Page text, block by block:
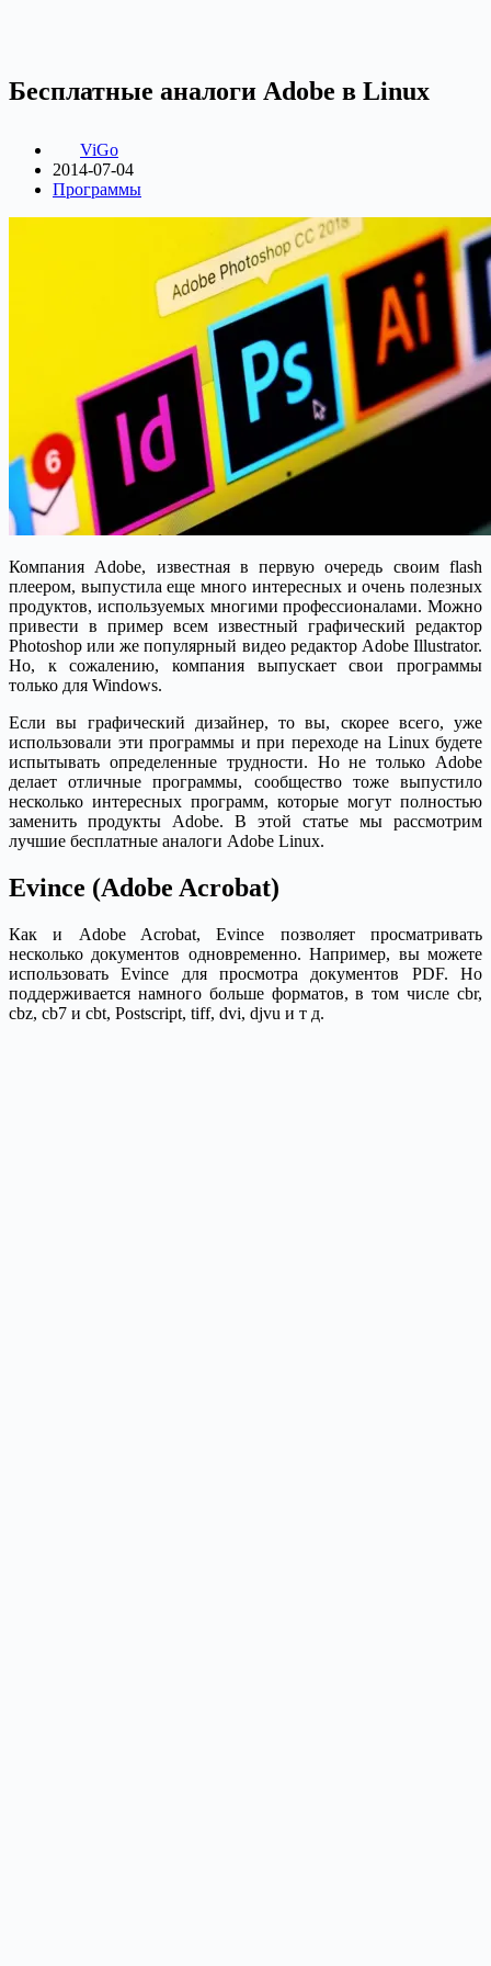
Бесплатные аналоги Adobe в Linux
ViGo
2014-07-04
Программы
Компания Adobe, известная в первую очередь своим flash
плеером, выпустила еще много интересных и очень полезных
продуктов, используемых многими профессионалами. Можно
привести в пример всем известный графический редактор
Photoshop или же популярный видео редактор Adobe Illustrator.
Но, к сожалению, компания выпускает свои программы
только для Windows.
Если вы графический дизайнер, то вы, скорее всего, уже
использовали эти программы и при переходе на Linux будете
испытывать определенные трудности. Но не только Adobe
делает отличные программы, сообщество тоже выпустило
несколько интересных программ, которые могут полностью
заменить продукты Adobe. В этой статье мы рассмотрим
лучшие бесплатные аналоги Adobe Linux.
Evince (Adobe Acrobat)
Как и Adobe Acrobat, Evince позволяет просматривать
несколько документов одновременно. Например, вы можете
использовать Evince для просмотра документов PDF. Но
поддерживается намного больше форматов, в том числе cbr,
cbz, cb7 и cbt, Postscript, tiff, dvi, djvu и т д.